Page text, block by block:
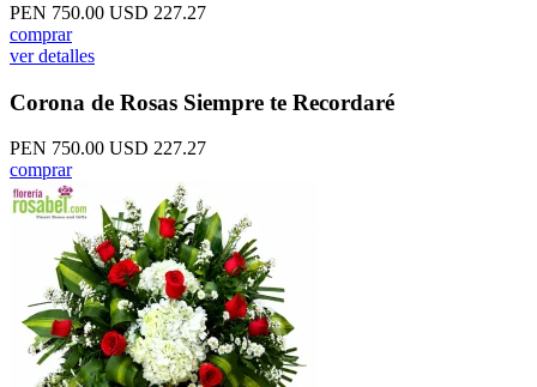
PEN 750.00 USD 227.27
comprar
ver detalles
Corona de Rosas Siempre te Recordaré
PEN 750.00 USD 227.27
comprar